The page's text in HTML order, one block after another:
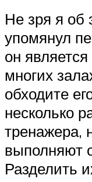
Не зря я об
упомянул
он
многих
обходите
несколько
тренажера,
выполняют
Разделить